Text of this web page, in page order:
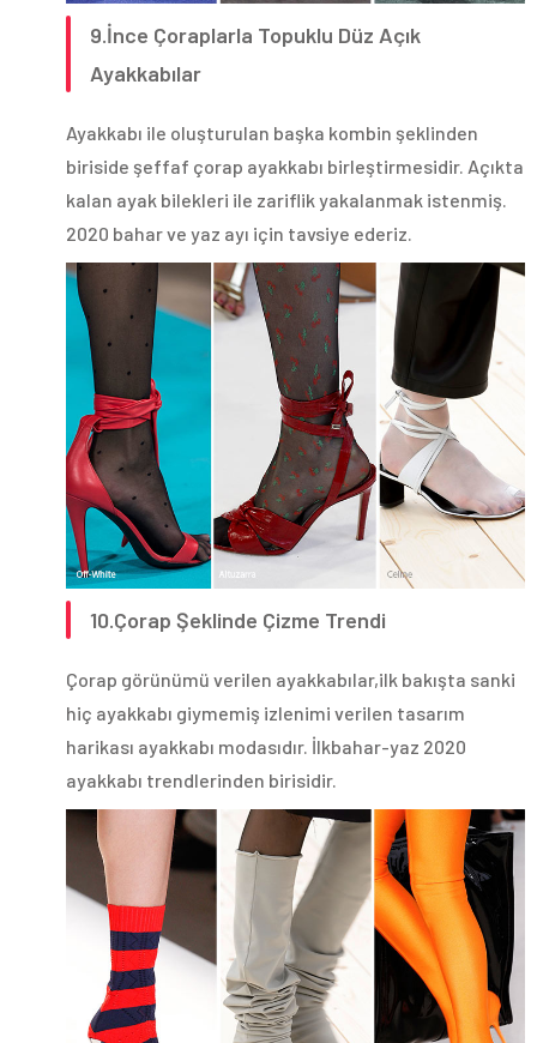
9.İnce Çoraplarla Topuklu Düz Açık
Ayakkabılar
Ayakkabı ile oluşturulan başka kombin şeklinden
biriside şeffaf çorap ayakkabı birleştirmesidir. Açıkta
kalan ayak bilekleri ile zariflik yakalanmak istenmiş.
2020 bahar ve yaz ayı için tavsiye ederiz.
10.Çorap Şeklinde Çizme Trendi
Çorap görünümü verilen ayakkabılar,ilk bakışta sanki
hiç ayakkabı giymemiş izlenimi verilen tasarım
harikası ayakkabı modasıdır. İlkbahar-yaz 2020
ayakkabı trendlerinden birisidir.